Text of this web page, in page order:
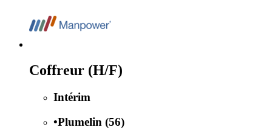
Coffreur (H/F)
Intérim
•Plumelin (56)